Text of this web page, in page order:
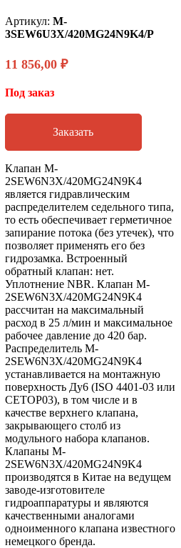
Артикул: M-
3SEW6U3X/420MG24N9K4/P
11 856,00 ₽
Под заказ
Заказать
Клапан M-
2SEW6N3X/420MG24N9K4
является гидравлическим
распределителем седельного типа,
то есть обеспечивает герметичное
запирание потока (без утечек), что
позволяет применять его без
гидрозамка. Встроенный
обратный клапан: нет.
Уплотнение NBR. Клапан M-
2SEW6N3X/420MG24N9K4
рассчитан на максимальный
расход в 25 л/мин и максимальное
рабочее давление до 420 бар.
Распределитель M-
2SEW6N3X/420MG24N9K4
устанавливается на монтажную
поверхность Ду6 (ISO 4401-03 или
CETOP03), в том числе и в
качестве верхнего клапана,
закрывающего столб из
модульного набора клапанов.
Клапаны M-
2SEW6N3X/420MG24N9K4
производятся в Китае на ведущем
заводе-изготовителе
гидроаппаратуры и являются
качественными аналогами
одноименного клапана известного
немецкого бренда.